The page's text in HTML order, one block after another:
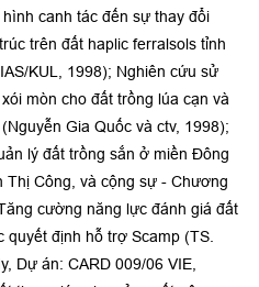
canh tác đến sự thay đổi
trên đất haplic ferralsols tỉnh
KUL, 1998); Nghiên cứu sử
mòn cho đất trồng lúa cạn và
Gia Quốc và ctv, 1998);
lý đất trồng sắn ở miền Đông
Thị Công, và cộng sự - Chương
cường năng lực đánh giá đất
định hỗ trợ Scamp (TS.
Dự án: CARD 009/06 VIE,